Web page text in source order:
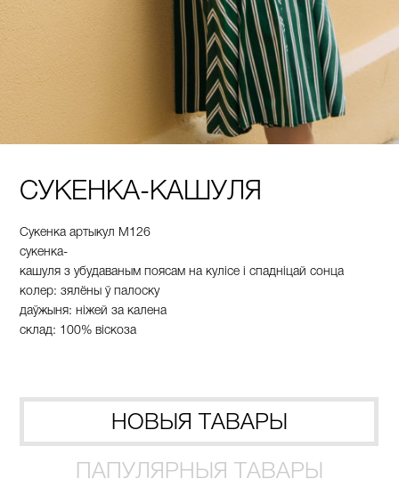
СУКЕНКА-КАШУЛЯ
Сукенка артыкул М126
сукенка-
кашуля з убудаваным поясам на кулісе і спадніцай сонца
колер:зялёны ў палоску
даўжыня: нiжей за калена
склад: 100% вiскоза
НОВЫЯ ТАВАРЫ
ПАПУЛЯРНЫЯ ТАВАРЫ